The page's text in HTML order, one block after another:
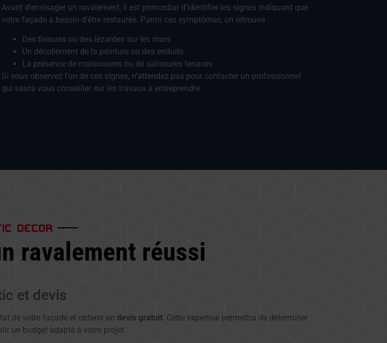
Avant d’envisager un ravalement, il est primordial d’identifier les signes indiquant que
votre façade a besoin d’être restaurée. Parmi ces symptômes, on retrouve :
Des fissures ou des lézardes sur les murs
Un décollement de la peinture ou des enduits
La présence de moisissures ou de salissures tenaces
Si vous observez l’un de ces signes, n’attendez pas pour contacter un professionnel
qui saura vous conseiller sur les travaux à entreprendre.
DECOR
ravalement réussi
et devis
de votre façade et obtenir un devis gratuit. Cette expertise permettra de déterminer
un budget adapté à votre projet.